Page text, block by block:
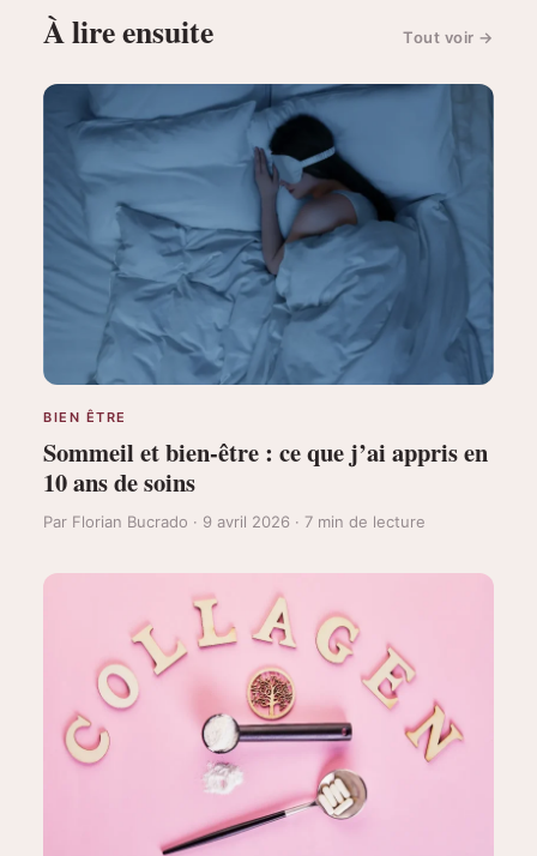
À lire ensuite Tout voir →
BIEN ÊTRE
Sommeil et bien-être : ce que j’ai appris en
10 ans de soins
Par Florian Bucrado · 9 avril 2026 · 7 min de lecture